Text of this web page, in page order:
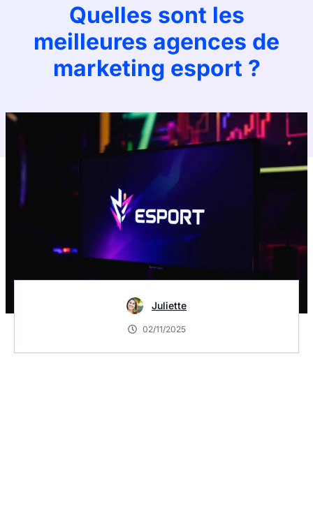
Quelles sont les
meilleures agences de
marketing esport ?
Juliette
02/11/2025